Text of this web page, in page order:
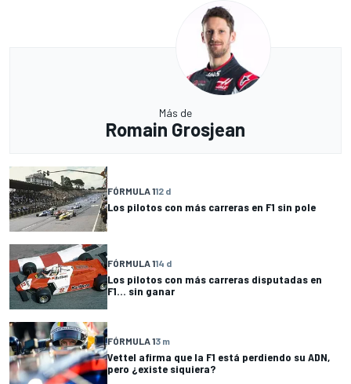
Más de
Romain Grosjean
FÓRMULA 112 d
Los pilotos con más carreras en F1 sin pole
FÓRMULA 114 d
Los pilotos con más carreras disputadas en
F1... sin ganar
FÓRMULA 13 m
Vettel afirma que la F1 está perdiendo su ADN,
pero ¿existe siquiera?